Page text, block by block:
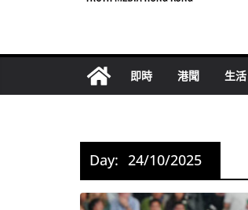
即時 港聞 生活
Day: 24/10/2025